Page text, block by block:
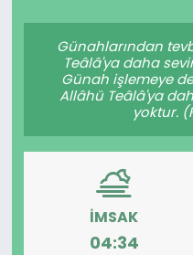
Günahlarından
Teâlâ'ya daha
Günah işlemeye
Allâhü Teâlâ'ya
yoktur.
İMSAK
04:34
GÜNCEL
KÜLTÜR SANAT
POLİTİKA
SAĞLIK